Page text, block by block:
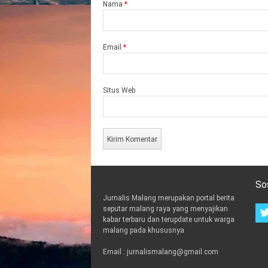
Nama *
Email *
Situs Web
Jurnalis Malang merupakan portal berita
seputar malang raya yang menyajikan
kabar terbaru dan terupdate untuk warga
malang pada khususnya
Email : jurnalismalang@gmail.com